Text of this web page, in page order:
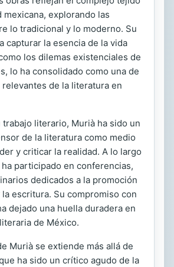
mexicana, explorando las
lo tradicional y lo moderno. Su
capturar la esencia de la vida
los dilemas existenciales de
lo ha consolidado como una de
relevantes de la literatura en
trabajo literario, Murià ha sido un
de la literatura como medio
y criticar la realidad. A lo largo
participado en conferencias,
dedicados a la promoción
escritura. Su compromiso con
dejado una huella duradera en
de México.
Murià se extiende más allá de
ha sido un crítico agudo de la